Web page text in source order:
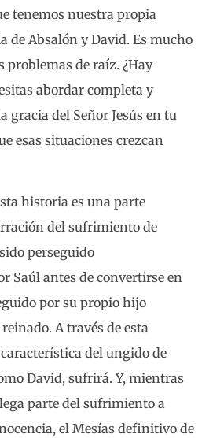
tenemos nuestra propia
de Absalón y David. Es mucho
problemas de raíz. ¿Hay
abordar completa y
gracia del Señor Jesús en tu
esas situaciones crezcan
historia es una parte
del sufrimiento de
perseguido
Saúl antes de convertirse en
por su propio hijo
A través de esta
del ungido de
David, sufrirá. Y, mientras
parte del sufrimiento a
el Mesías definitivo de